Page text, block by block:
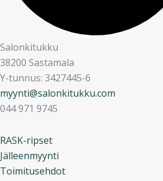
Salonkitukku
38200 Sastamala
Y-tunnus: 3427445-6
myynti@salonkitukku.com
044 971 9745
RASK-ripset
Jälleenmyynti
Toimitusehdot